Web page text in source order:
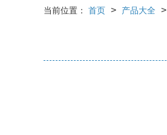
当前位置： 首页 > 产品大全 >